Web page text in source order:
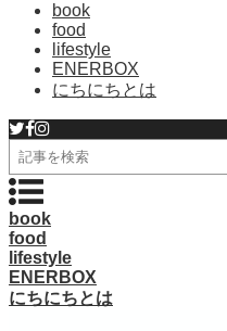
book
food
lifestyle
ENERBOX
にちにちとは
検
索
book
food
lifestyle
ENERBOX
にちにちとは